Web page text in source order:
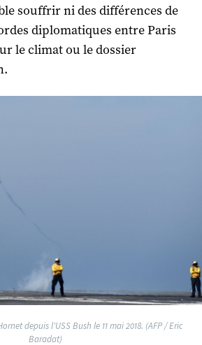
souffrir ni des différences de
diplomatiques entre Paris
le climat ou le dossier
depuis l'USS Bush le 11 mai 2018. (AFP / Eric
Baradat)